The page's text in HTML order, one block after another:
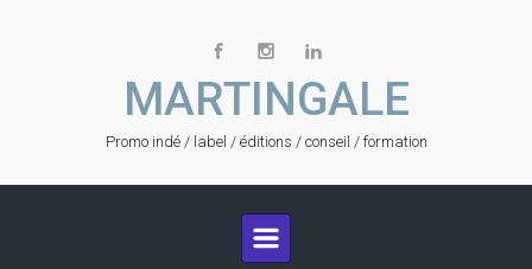
MARTINGALE
Promo indé / label / éditions / conseil / formation